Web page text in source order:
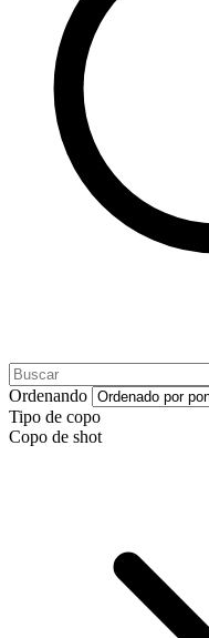
Ordenando
Tipo de copo
Copo de shot